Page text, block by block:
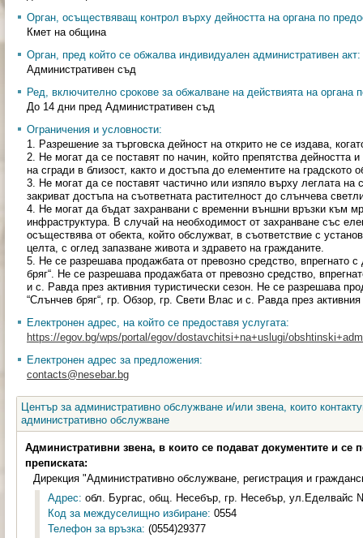
Орган, осъществяващ контрол върху дейността на органа по
Кмет на община
Орган, пред който се обжалва индивидуален административен акт:
Административен съд
Ред, включително срокове за обжалване на действията на органа
До 14 дни пред Административен съд
Ограничения и условности:
1. Разрешение за търговска дейност на открито не се издава,
2. Не могат да се поставят по начин, който препятства дейността
на сгради в близост, както и достъпа до елементите на градското
3. Не могат да се поставят частично или изпяло върху леглата на
закриват достъпа на съответната растителност до слънчева
4. Не могат да бъдат захранвани с временни външни връзки към
инфраструктура. В случай на необходимост от захранване със
осъществява от обекта, който обслужват, в съответствие с
целта, с оглед запазване живота и здравето на гражданите.
5. Не се разрешава продажбата от превозно средство, впрегнато
бряг“. Не се разрешава продажбата от превозно средство,
и с. Равда през активния туристически сезон. Не се разрешава
“Слънчев бряг“, гр. Обзор, гр. Свети Влас и с. Равда през активния
Електронен адрес, на който се предоставя услугата:
https://egov.bg/wps/portal/egov/dostavchitsi+na+uslugi/
Електронен адрес за предложения:
contacts@nesebar.bg
Център за административно обслужване и/или звена, които
административно обслужване
Административни звена, в които се подават документите и се
преписката:
Дирекция "Административно обслужване, регистрация и
Адрес: обл. Бургас, общ. Несебър, гр. Несебър, ул.Еделвайс
Код за междуселищно избиране: 0554
Телефон за връзка: (0554)29377